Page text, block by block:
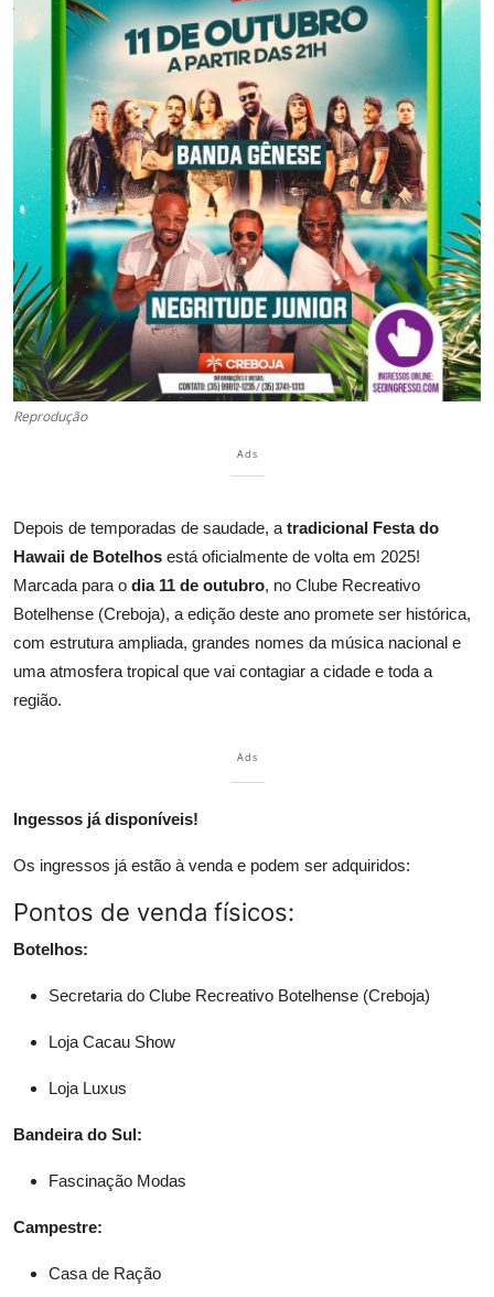
Reprodução
Ads
Depois de temporadas de saudade, a tradicional Festa do
Hawaii de Botelhos está oficialmente de volta em 2025!
Marcada para o dia 11 de outubro, no Clube Recreativo
Botelhense (Creboja), a edição deste ano promete ser histórica,
com estrutura ampliada, grandes nomes da música nacional e
uma atmosfera tropical que vai contagiar a cidade e toda a
região.
Ads
Ingessos já disponíveis!
Os ingressos já estão à venda e podem ser adquiridos:
Pontos de venda físicos:
Botelhos:
Secretaria do Clube Recreativo Botelhense (Creboja)
Loja Cacau Show
Loja Luxus
Bandeira do Sul:
Fascinação Modas
Campestre:
Casa de Ração